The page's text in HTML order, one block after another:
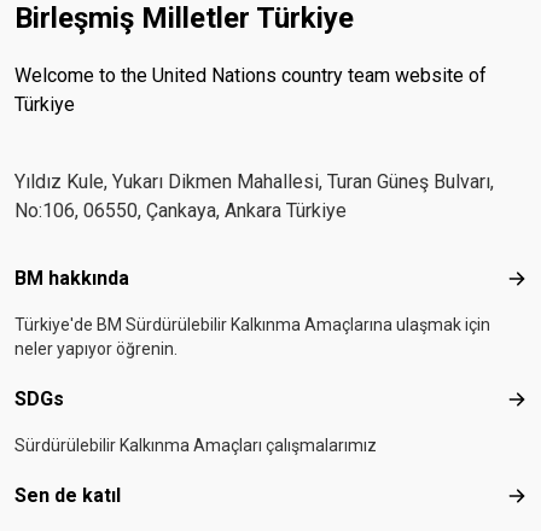
Birleşmiş Milletler Türkiye
Welcome to the United Nations country team website of
Türkiye
Yıldız Kule, Yukarı Dikmen Mahallesi, Turan Güneş Bulvarı,
No:106, 06550, Çankaya, Ankara Türkiye
Footer menu
BM hakkında BM
Türkiye'de BM Sürdürülebilir Kalkınma Amaçlarına ulaşmak için
neler yapıyor öğrenin.
SDGs
Sürdürülebilir Kalkınma Amaçları çalışmalarımız
Sen de katıl